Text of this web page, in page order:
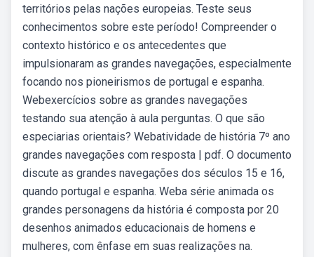
territórios pelas nações europeias. Teste seus
conhecimentos sobre este período! Compreender o
contexto histórico e os antecedentes que
impulsionaram as grandes navegações, especialmente
focando nos pioneirismos de portugal e espanha.
Webexercícios sobre as grandes navegações
testando sua atenção à aula perguntas. O que são
especiarias orientais? Webatividade de história 7º ano
grandes navegações com resposta | pdf. O documento
discute as grandes navegações dos séculos 15 e 16,
quando portugal e espanha. Weba série animada os
grandes personagens da história é composta por 20
desenhos animados educacionais de homens e
mulheres, com ênfase em suas realizações na.